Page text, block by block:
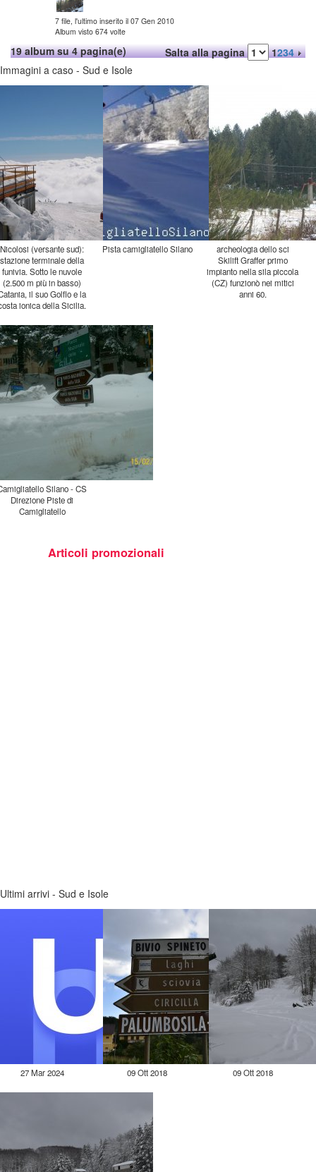
7 file, l'ultimo inserito il 07 Gen 2010
Album visto 674 volte
19 album su 4 pagina(e) Salta alla pagina 1234
Immagini a caso - Sud e Isole
Nicolosi (versante sud):
stazione terminale della
funivia. Sotto le nuvole
(2.500 m più in basso)
Catania, il suo Golflo e la
ionica della Sicilia.
Pista camigliatello Silano
archeologia dello sci
Skilift Graffer primo
impianto nella sila piccola
(CZ) funzionò nei mitici
anni 60.
Silano - CS
Direzione Piste di
Camigliatello
Ultimi arrivi - Sud e Isole
27 Mar 2024 09 Ott 2018 09 Ott 2018